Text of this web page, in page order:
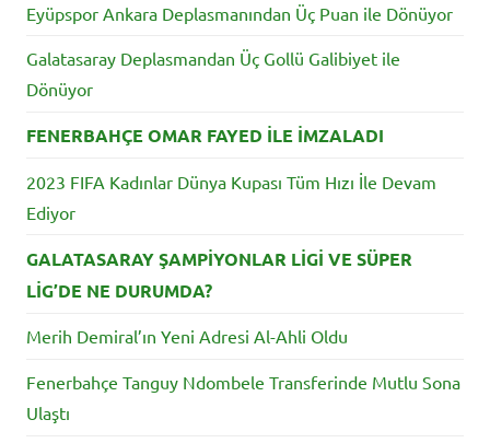
Eyüpspor Ankara Deplasmanından Üç Puan ile Dönüyor
Galatasaray Deplasmandan Üç Gollü Galibiyet ile
Dönüyor
FENERBAHÇE OMAR FAYED İLE İMZALADI
2023 FIFA Kadınlar Dünya Kupası Tüm Hızı İle Devam
Ediyor
GALATASARAY ŞAMPİYONLAR LİGİ VE SÜPER
LİG’DE NE DURUMDA?
Merih Demiral’ın Yeni Adresi Al-Ahli Oldu
Fenerbahçe Tanguy Ndombele Transferinde Mutlu Sona
Ulaştı